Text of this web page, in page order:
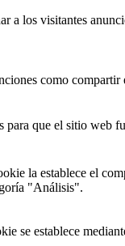
a los visitantes
como
para que el sitio
la establece el
"Análisis".
se establece